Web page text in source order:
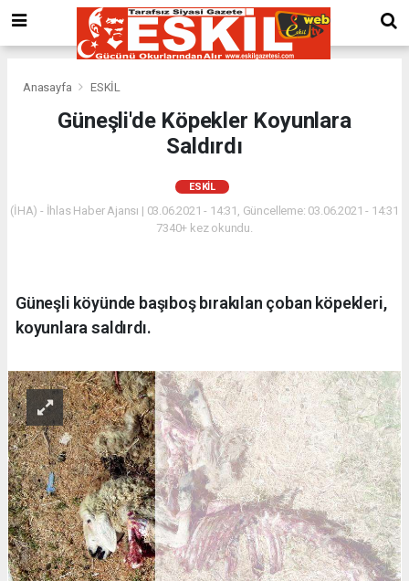
Anasayfa ESKİL
Güneşli'de Köpekler Koyunlara
Saldırdı
ESKİL
(İHA) - İhlas Haber Ajansı | 03.06.2021 - 14:31, Güncelleme: 03.06.2021 - 14:31
7340+ kez okundu.
Güneşli köyünde başıboş bırakılan çoban köpekleri,
koyunlara saldırdı.